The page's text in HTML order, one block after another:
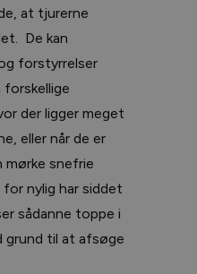
at tjurerne
De kan
forstyrrelser
forskellige
der ligger meget
eller når de er
mørke snefrie
nylig har siddet
sådanne toppe i
grund til at afsøge